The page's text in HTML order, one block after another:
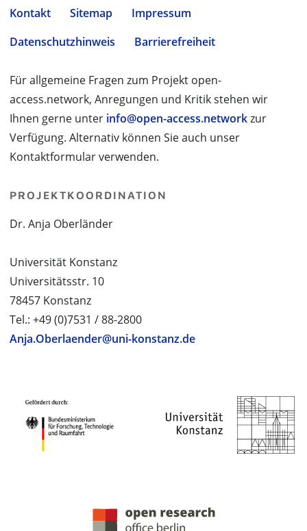
Kontakt Sitemap
Impressum
Datenschutzhinweis
Barrierefreiheit
Für allgemeine Fragen zum Projekt open-
access.network, Anregungen und Kritik stehen wir
Ihnen gerne unter info@open-access.networkzur
Verfügung. Alternativ können Sie auch unser
Kontaktformular verwenden.
PROJEKTKOORDINATION
Dr. Anja Oberländer
Universität Konstanz
Universitätsstr. 10
78457 Konstanz
Tel.: +49 (0)7531 / 88-2800
Anja.Oberlaender@uni-konstanz.de